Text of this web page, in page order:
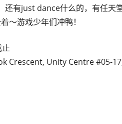
有just dance什么的，有任天
～游戏少年们冲鸭！
Crescent, Unity Centre #05-